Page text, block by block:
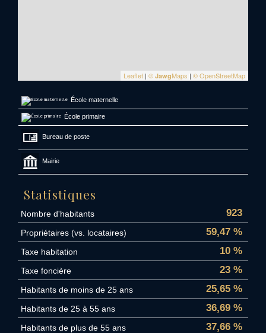
Leaflet | © JawgMaps | © OpenStreetMap
École maternelle
École primaire
Bureau de poste
Mairie
Statistiques
Nombre d'habitants 923
Propriétaires (vs. locataires) 59,47 %
Taxe habitation 10 %
Taxe foncière 23 %
Habitants de moins de 25 ans 25,65 %
Habitants de 25 à 55 ans 36,69 %
Habitants de plus de 55 ans 37,66 %